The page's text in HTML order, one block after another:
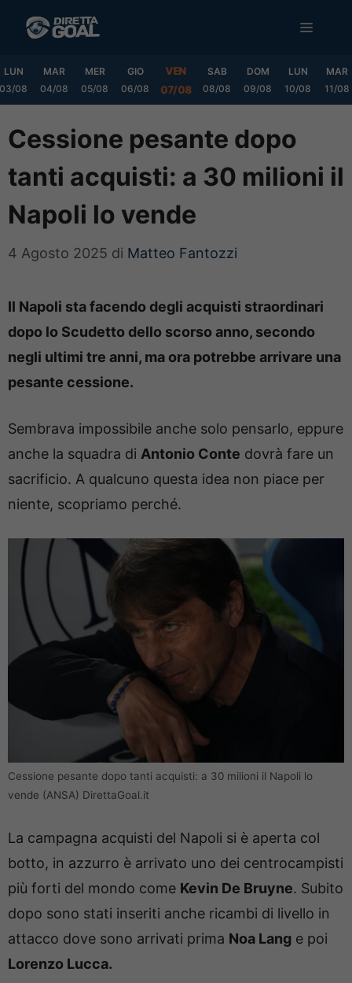
MENU
LUN
03/08
MAR
04/08
MER
05/08
GIO
06/08
VEN
07/08
SAB
08/08
DOM
09/08
LUN
10/08
MAR
11/08
Cessione pesante dopo
tanti acquisti: a 30 milioni il
Napoli lo vende
4 Agosto 2025 di Matteo Fantozzi
Il Napoli sta facendo degli acquisti straordinari
dopo lo Scudetto dello scorso anno, secondo
negli ultimi tre anni, ma ora potrebbe arrivare una
pesante cessione.
Sembrava impossibile anche solo pensarlo, eppure
anche la squadra di Antonio Conte dovrà fare un
sacrificio. A qualcuno questa idea non piace per
niente, scopriamo perché.
Cessione pesante dopo tanti acquisti: a 30 milioni il Napoli lo
vende (ANSA) DirettaGoal.it
La campagna acquisti del Napoli si è aperta col
botto, in azzurro è arrivato uno dei centrocampisti
più forti del mondo come Kevin De Bruyne. Subito
dopo sono stati inseriti anche ricambi di livello in
attacco dove sono arrivati prima Noa Lang e poi
Lorenzo Lucca.